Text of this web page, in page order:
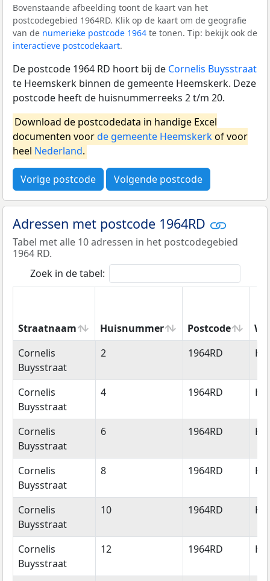
Bovenstaande afbeelding toont de kaart van het
postcodegebied 1964RD. Klik op de kaart om de geografie
van de numerieke postcode 1964 te tonen. Tip: bekijk ook de
interactieve postcodekaart.
De postcode 1964 RD hoort bij de Cornelis Buysstraat
te Heemskerk binnen de gemeente Heemskerk. Deze
postcode heeft de huisnummerreeks 2 t/m 20.
Download de postcodedata in handige Excel
documenten voorde gemeente Heemskerkof voor
heel Nederland.
Vorige postcode Volgende postcode
Adressen met postcode 1964RD
Tabel met alle 10 adressen in het postcodegebied
1964 RD.
Zoek in de tabel:
Straatnaam Huisnummer Postcode
Straatnaam
Huisnummer Postcode
Cornelis
Buysstraat
2 1964RD
Cornelis
Buysstraat
4 1964RD
Cornelis
Buysstraat
6 1964RD
Cornelis
Buysstraat
8 1964RD
Cornelis
Buysstraat
10 1964RD
Cornelis
Buysstraat
12 1964RD